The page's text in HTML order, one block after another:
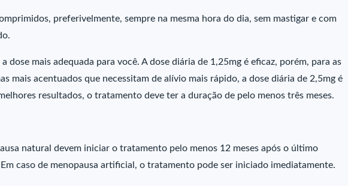
preferivelmente, sempre na mesma hora do dia, sem mastigar e com
dose mais adequada para você. A dose diária de 1,25mg é eficaz, porém, para as
mais acentuados que necessitam de alívio mais rápido, a dose diária de 2,5mg é
resultados, o tratamento deve ter a duração de pelo menos três meses.
natural devem iniciar o tratamento pelo menos 12 meses após o último
caso de menopausa artificial, o tratamento pode ser iniciado imediatamente.